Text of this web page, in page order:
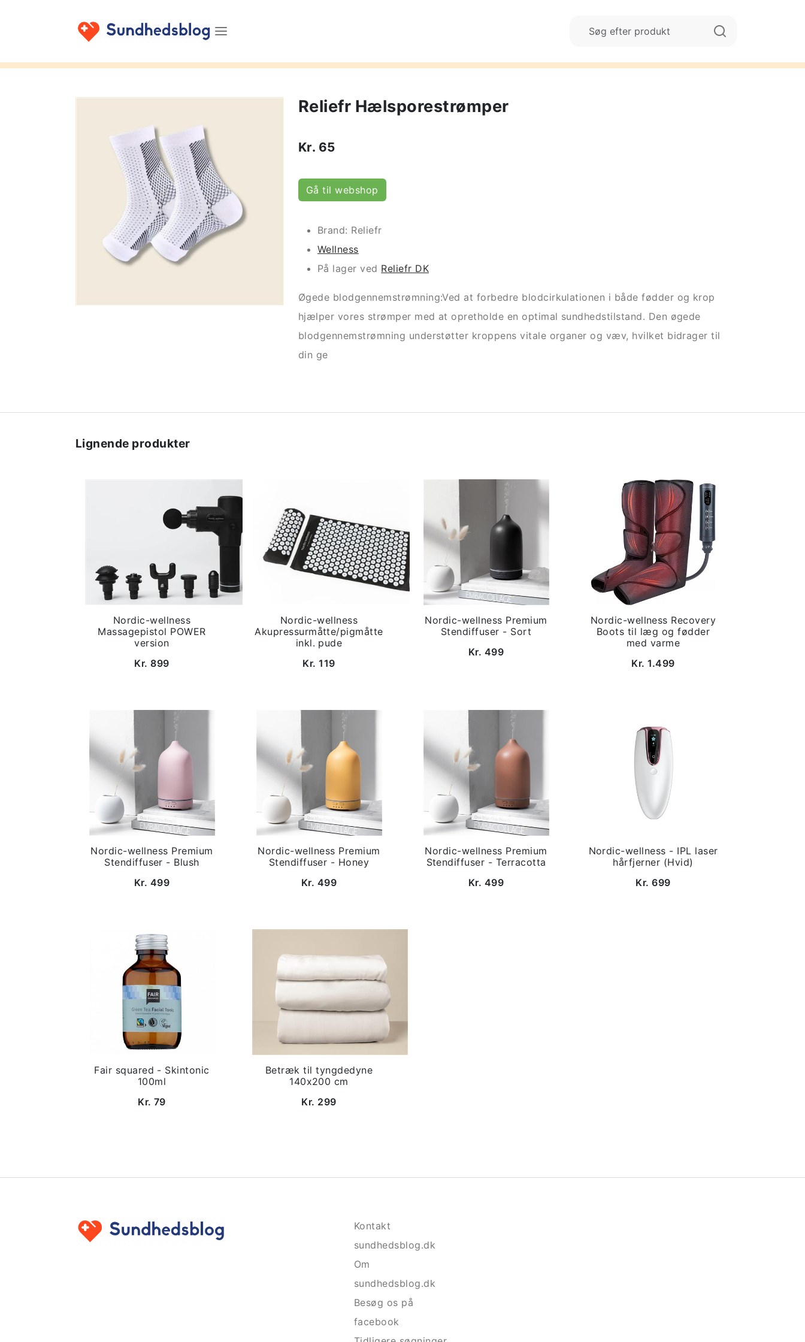
Reliefr Hælsporestrømper
Kr. 65
Gå til webshop
Brand: Reliefr
Wellness
På lager ved Reliefr DK
Øgede blodgennemstrømning:Ved at forbedre blodcirkulationen i både fødder og krop
hjælper vores strømper med at opretholde en optimal sundhedstilstand. Den øgede
blodgennemstrømning understøtter kroppens vitale organer og væv, hvilket bidrager til
din ge
Lignende produkter
Nordic-wellness
Massagepistol POWER
version
Kr. 899
Nordic-wellness
Akupressurmåtte/pigmåtte
inkl. pude
Kr. 119
Nordic-wellness Premium
Stendiffuser - Sort
Kr. 499
Nordic-wellness Recovery
Boots til læg og fødder
med varme
Kr. 1.499
Nordic-wellness Premium
Stendiffuser - Blush
Kr. 499
Nordic-wellness Premium
Stendiffuser - Honey
Kr. 499
Nordic-wellness Premium
Stendiffuser - Terracotta
Kr. 499
Nordic-wellness - IPL laser
hårfjerner (Hvid)
Kr. 699
Fair squared - Skintonic
100ml
Kr. 79
Betræk til tyngdedyne
140x200 cm
Kr. 299
Kontakt
sundhedsblog.dk
Om
sundhedsblog.dk
Besøg os på
facebook